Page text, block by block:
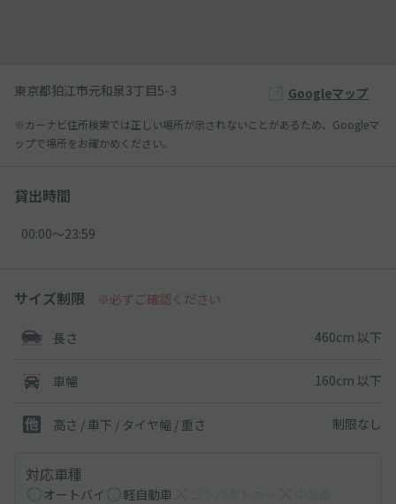
東京都狛江市元和泉3丁目5-3 Googleマップ
※カーナビ住所検索では正しい場所が示されないことがあるため、Googleマ
ップで場所をお確かめください。
貸出時間
00:00〜23:59
サイズ制限 ※必ずご確認ください
長さ 460cm 以下
車幅 160cm 以下
高さ / 車下 / タイヤ幅 / 重さ 制限なし
対応車種
オートバイ 軽自動車